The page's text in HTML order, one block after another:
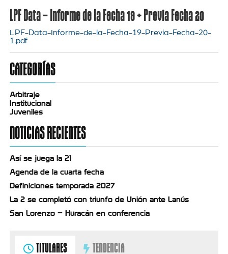
LPF Data – Informe de la Fecha 19 + Previa Fecha 20
LPF-Data-Informe-de-la-Fecha-19-Previa-Fecha-20-
1.pdf
CATEGORÍAS
Arbitraje
Institucional
Juveniles
NOTICIAS RECIENTES
Así se juega la 21
Agenda de la cuarta fecha
Definiciones temporada 2027
La 2 se completó con triunfo de Unión ante Lanús
San Lorenzo – Huracán en conferencia
TITULARES TENDENCIA